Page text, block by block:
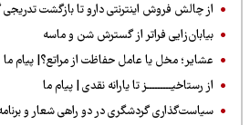
از چالش فروش اینترنتی دارو تا بازگشت
بیابان‌زایی فراتر از گسترش شن و ماسه
عشایر؛ مخل یا عامل حفاظت از مراتع؟| پیام ما
از رستاخیـــــــــز تا یارانه نقدی | پیام ما
سیاست‌گذاری گردشگری در دو راهی شعار و